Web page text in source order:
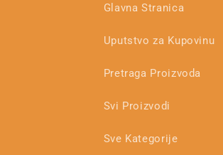
Glavna Stranica
Uputstvo za Kupovinu
Pretraga Proizvoda
Svi Proizvodi
Sve Kategorije